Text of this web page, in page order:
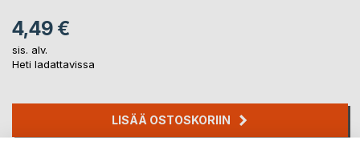
4,49 €
sis. alv.
Heti ladattavissa
LISÄÄ OSTOSKORIIN